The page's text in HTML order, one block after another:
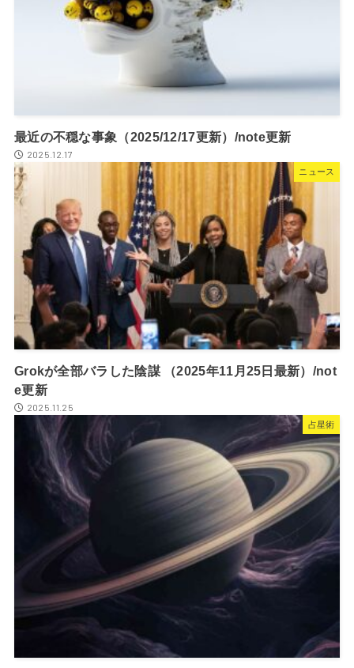
最近の不穏な事象（2025/12/17更新）/note更新
2025.12.17
ニュース
Grokが全部バラした陰謀 （2025年11月25日最新）/not
e更新
2025.11.25
占星術